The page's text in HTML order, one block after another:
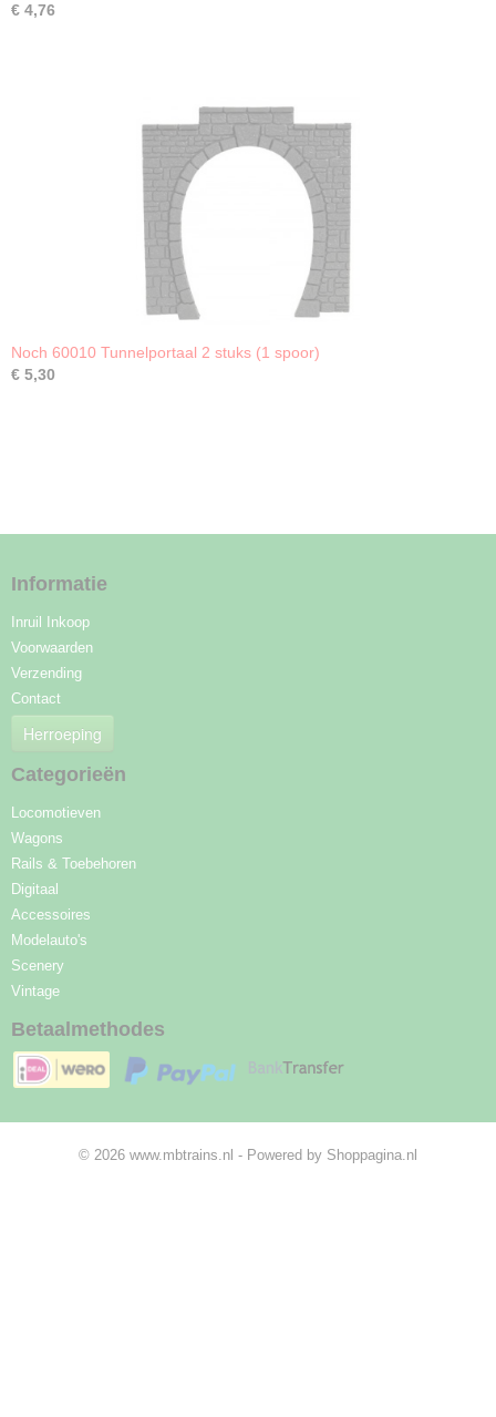
€ 4,76
Noch 60010 Tunnelportaal 2 stuks (1 spoor)
€ 5,30
Informatie
Inruil Inkoop
Voorwaarden
Verzending
Contact
Herroeping
Categorieën
Locomotieven
Wagons
Rails & Toebehoren
Digitaal
Accessoires
Modelauto's
Scenery
Vintage
Betaalmethodes
© 2026 www.mbtrains.nl - Powered by Shoppagina.nl